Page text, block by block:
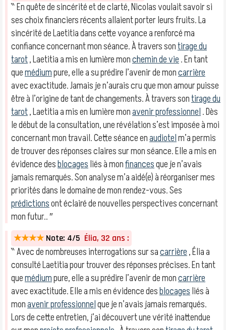
‶ En quête de sincérité et de clarté, Nicolas voulait savoir si
ses choix financiers récents allaient porter leurs fruits. La
sincérité de Laetitia dans cette voyance a renforcé ma
confiance concernant mon séance. À travers sontirage du
tarot, Laetitia a mis en lumière monchemin de vie. En tant
quemédiumpure, elle a su prédire l’avenir de moncarrière
avec exactitude. Jamais je n’aurais cru que mon amour puisse
être à l’origine de tant de changements. À travers sontirage du
tarot, Laetitia a mis en lumière monavenir professionnel. Dès
le début de la consultation, une révélation s’est imposée à moi
concernant mon travail. Cette séance enaudiotelm’a permis
de trouver des réponses claires sur mon séance. Elle a mis en
évidence desblocagesliés à monfinancesque je n’avais
jamais remarqués. Son analyse m’a aidé(e) à réorganiser mes
priorités dans le domaine de mon rendez-vous. Ses
prédictionsont éclairé de nouvelles perspectives concernant
mon futur.. ″
★★★★ Note: 4/5 Élia, 32 ans :
‶ Avec de nombreuses interrogations sur sacarrière, Élia a
consulté Laetitia pour trouver des réponses précises. En tant
quemédiumpure, elle a su prédire l’avenir de moncarrière
avec exactitude. Elle a mis en évidence desblocagesliés à
monavenir professionnelque je n’avais jamais remarqués.
Lors de cette entretien, j’ai découvert une vérité inattendue